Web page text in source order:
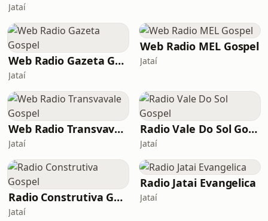
Jataí
Web Radio Gazeta Gospel
Jataí
Web Radio MEL Gospel
Jataí
Web Radio Transvavale Gospel
Jataí
Radio Vale Do Sol Gospel
Jataí
Radio Construtiva Gospel
Jataí
Radio Jatai Evangelica
Jataí